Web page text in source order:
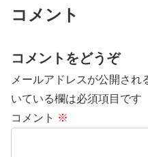
コメント
コメントをどうぞ
メールアドレスが公開され
いている欄は必須項目です
コメント ※